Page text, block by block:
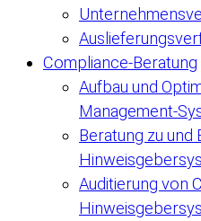
Compliance-Beratung
Aufbau und
Management-
Beratung zu und
Auditierung von